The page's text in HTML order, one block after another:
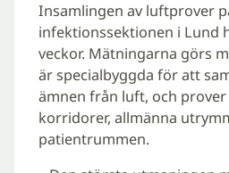
Insamlingen av luftprover
infektionssektionen i Lund
veckor. Mätningarna görs
är specialbyggda för att
ämnen från luft, och
korridorer, allmänna
patientrummen.